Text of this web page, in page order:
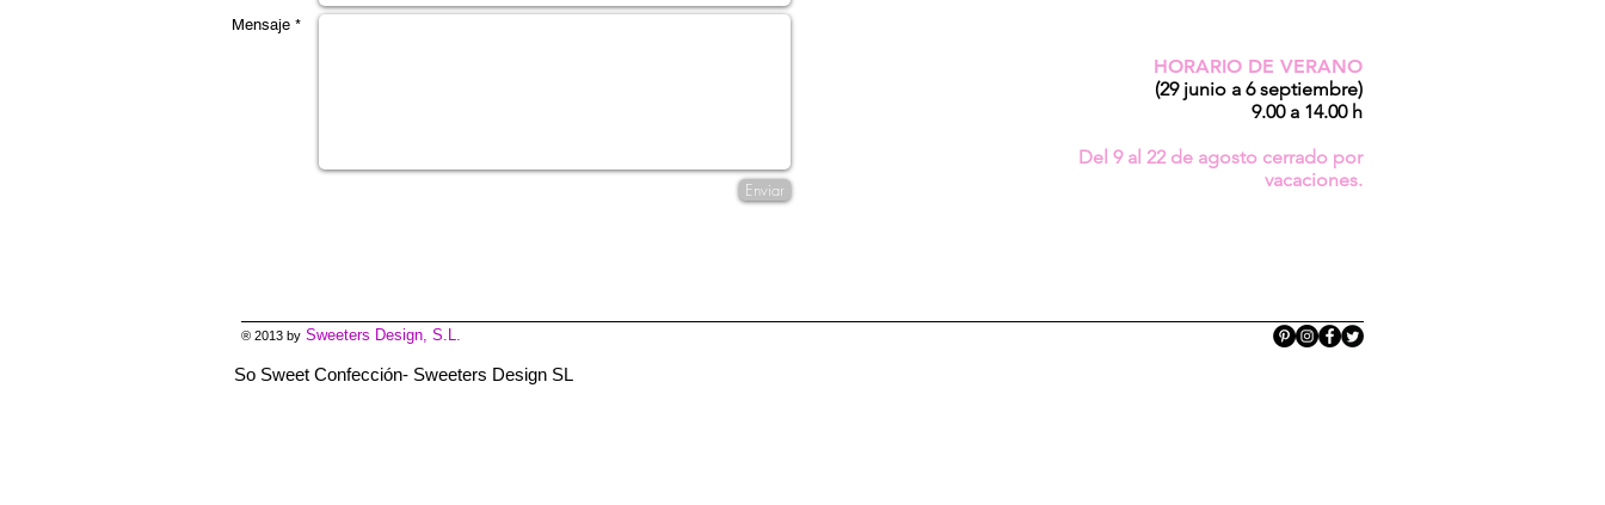
Mensaje *
Enviar
HORARIO DE VERANO
(29 junio a 6 septiembre)
9.00 a 14.00 h
Del 9 al 22 de agosto cerrado por
vacaciones.
® 2013 by Sweeters Design, S.L.
So Sweet Confección- Sweeters Design SL